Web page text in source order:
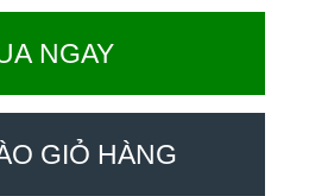
NGAY
GIỎ HÀNG